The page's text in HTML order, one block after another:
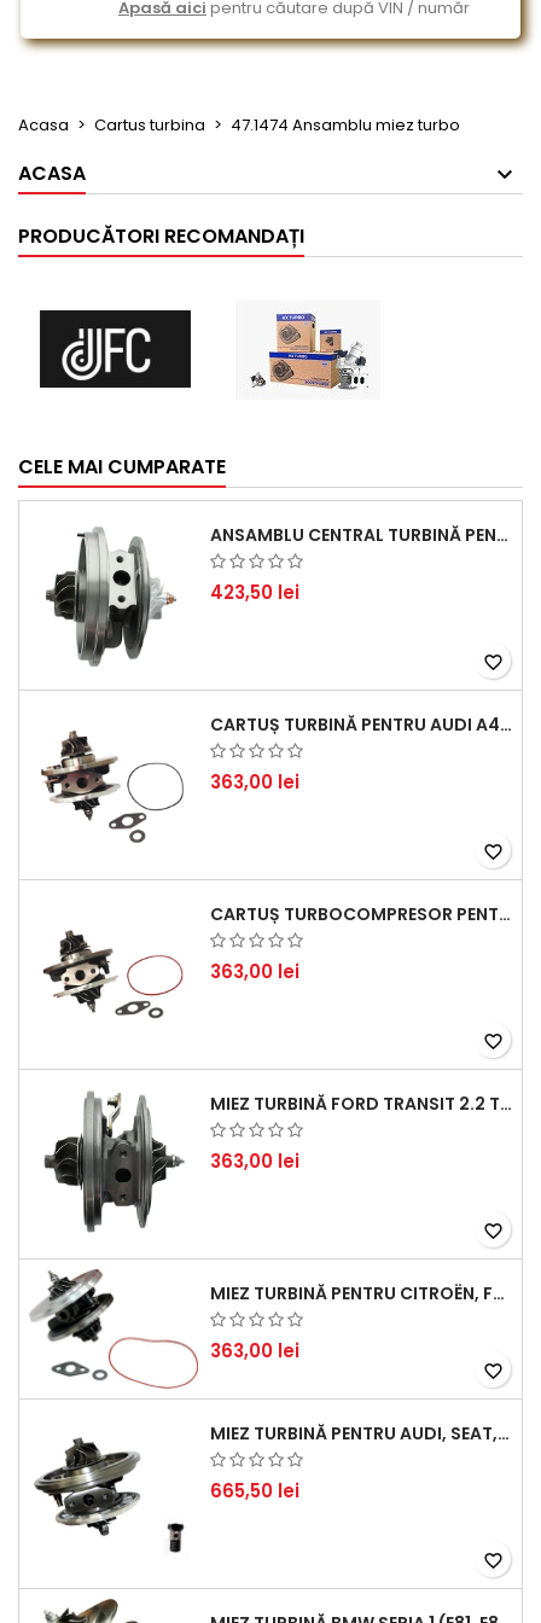
Apasă aici pentru căutare după VIN / număr
Acasa Cartus turbina 47.1474 Ansamblu miez turbo
ACASA
PRODUCĂTORI RECOMANDAȚI
CELE MAI CUMPARATE
ANSAMBLU CENTRAL TURBINĂ PENTRU BMW SERIA 3, SERIA 5 ȘI X3 - PERFORMANȚĂ ȘI FIABILITATE
423,50 lei
favorite_border
CARTUȘ TURBINĂ PENTRU AUDI A4, A6, SKODA SUPERB ȘI VW PASSAT, MOTOR DIESEL 1.9 TDI
363,00 lei
favorite_border
CARTUȘ TURBOCOMPRESOR PENTRU VW, AUDI, SEAT, SKODA - MOTOR DIESEL 2.0 TDI
363,00 lei
favorite_border
MIEZ TURBINĂ FORD TRANSIT 2.2 TDCI (2007-2016)
363,00 lei
favorite_border
MIEZ TURBINĂ PENTRU CITROËN, FORD, MAZDA, MINI, PEUGEOT ȘI VOLVO - MOTORIZĂRI 1.6 HDI ȘI 1.6 D
363,00 lei
favorite_border
MIEZ TURBINĂ PENTRU AUDI, SEAT, SKODA ȘI VOLKSWAGEN - MOTORIZĂRI 2.0 TDI 103KW 140CP
665,50 lei
favorite_border